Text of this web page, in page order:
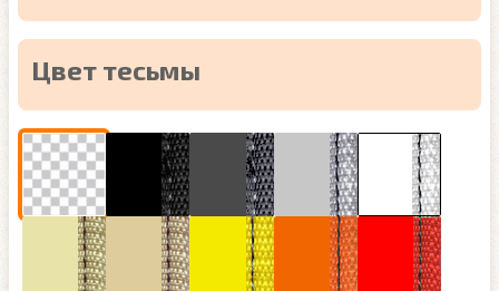
Цвет тесьмы